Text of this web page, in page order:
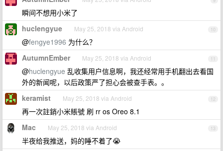
瞬间不想用小米了
10
huclengyue May 25, 2018 via Android
@fengye1996 为什么？
11
AutumnEmber May 25, 2018 via Android
@huclengyue 乱收集用户信息啊，我还经常用手机翻出去看国
外的新闻呢，以后政策严了担心会被查手表。。
12
keramist May 25, 2018 via Android
再一次註銷小米賬號 刷 rr os Oreo 8.1
13
Mac May 25, 2018 via Android
半夜给我推送，妈的睡不着了😭